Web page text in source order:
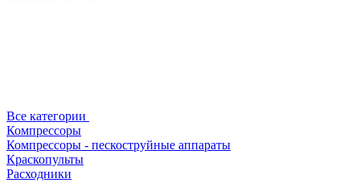
Все категории
Компрессоры
Компрессоры - пескоструйные аппараты
Краскопульты
Расходники